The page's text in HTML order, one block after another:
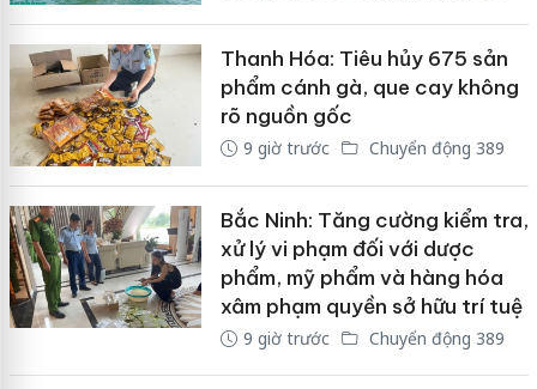
Thanh Hóa: Tiêu hủy 675 sản
phẩm cánh gà, que cay không
rõ nguồn gốc
9 giờ trước Chuyển động 389
Bắc Ninh: Tăng cường kiểm tra,
xử lý vi phạm đối với dược
phẩm, mỹ phẩm và hàng hóa
xâm phạm quyền sở hữu trí tuệ
9 giờ trước Chuyển động 389